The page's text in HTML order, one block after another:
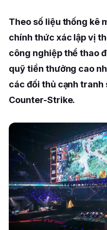
Theo số liệu thống kê
chính thức xác lập vị
công nghiệp thể thao
quỹ tiền thưởng cao
các đối thủ cạnh tranh
Counter-Strike.